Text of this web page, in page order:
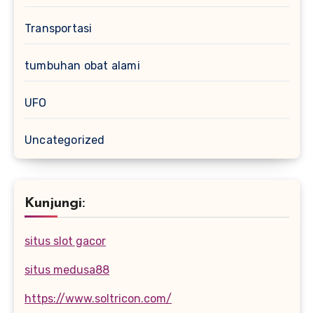
Transportasi
tumbuhan obat alami
UFO
Uncategorized
Kunjungi:
situs slot gacor
situs medusa88
https://www.soltricon.com/